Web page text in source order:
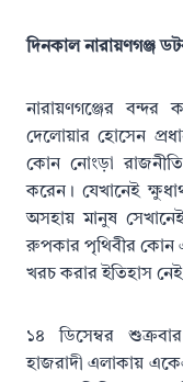
দিনকাল নারায়ণগঞ্জ
নারায়ণগঞ্জের বন্দর
দেলোয়ার হোসেন
কোন নোংড়া
করেন। যেখানেই
অসহায় মানুষ
রুপকার পৃথিবীর কোন
খরচ করার ইতিহাস
১৪ ডিসেম্বর
হাজরাদী এলাকায়